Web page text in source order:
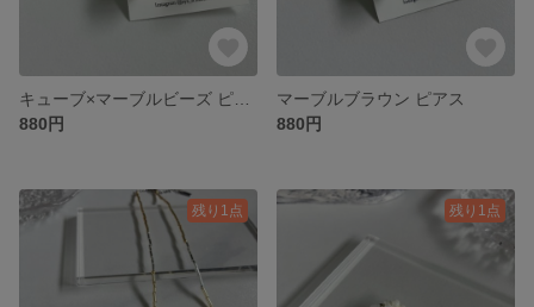
880円
マーブルブラウン ピアス
880円
残り1点 残り1点